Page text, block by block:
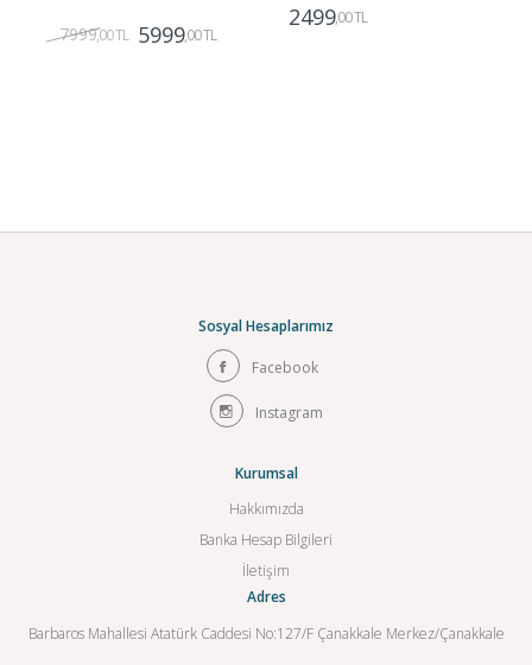
7999,00 TL 5999,00 TL
2499,00 TL
Sosyal Hesaplarımız
Facebook
Instagram
Kurumsal
Hakkımızda
Banka Hesap Bilgileri
İletişim
Adres
Barbaros Mahallesi Atatürk Caddesi No:127/F Çanakkale Merkez/Çanakkale